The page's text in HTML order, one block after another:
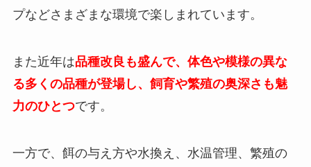
プなどさまざまな環境で楽しまれています。
また近年は品種改良も盛んで、体色や模様の異な
る多くの品種が登場し、飼育や繁殖の奥深さも魅
力のひとつです。
一方で、餌の与え方や水換え、水温管理、繁殖の